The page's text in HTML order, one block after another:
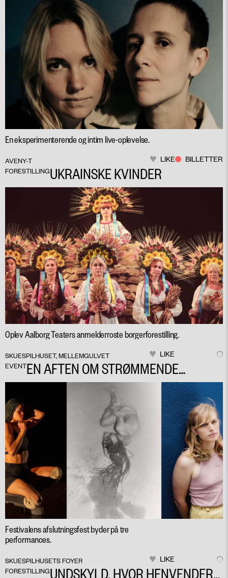
En eksperimenterende og intim live-oplevelse.
AVENY-T LIKE BILLETTER
FORESTILLINGUKRAINSKE KVINDER
Oplev Aalborg Teaters anmelderroste borgerforestilling.
SKUESPILHUSET, MELLEMGULVET LIKE
EVENTEN AFTEN OM STRØMMENDE
KROPPE
Festivalens afslutningsfest byder på tre
performances.
SKUESPILHUSETS FOYER LIKE
FORESTILLINGUNDSKYLD, HVOR HENVENDER